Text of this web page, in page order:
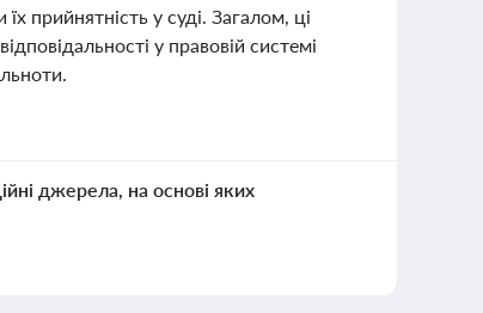
прийнятність у суді. Загалом, ці
у правовій системі
джерела, на основі яких